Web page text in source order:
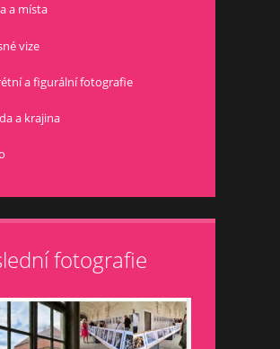
a místa
vize
a figurální fotografie
a krajina
fotografie